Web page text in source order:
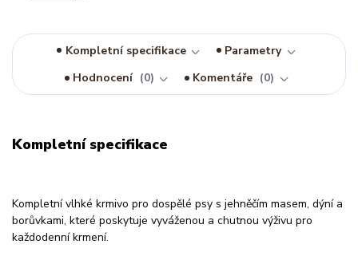
Kompletní specifikace
Parametry
Hodnocení
0 Komentáře 0
Kompletní specifikace
Kompletní vlhké krmivo pro dospělé psy s jehněčím masem, dýní a
borůvkami, které poskytuje vyváženou a chutnou výživu pro
každodenní krmení.